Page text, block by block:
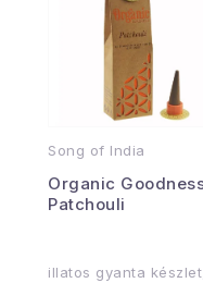
Song of India
Organic
Patchouli
illatos gyanta